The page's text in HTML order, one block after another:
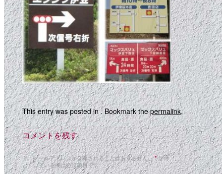
This entry was posted in . Bookmark thepermalink.
コメントを残す
メールアドレスが公開されることはありません。*が付
いている欄は必須項目です